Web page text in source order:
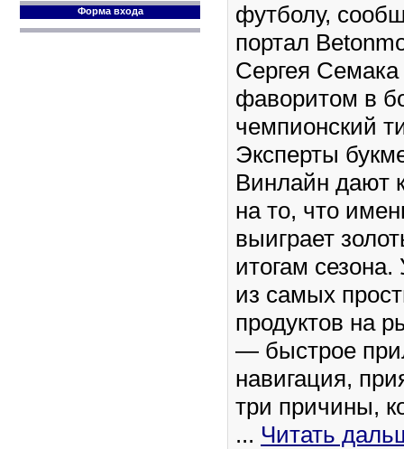
Форма входа
футболу,
портал
Сергея Семака
фаворитом в
чемпионский
Эксперты
Винлайн дают
на то, что
выиграет
итогам
из самых
продуктов на
— быстрое
навигация,
три причины,
... Читать